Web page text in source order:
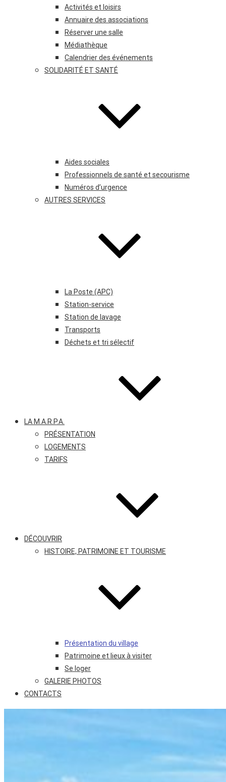
Activités et loisirs
Annuaire des associations
Réserver une salle
Médiathèque
Calendrier des événements
SOLIDARITÉ ET SANTÉ
Aides sociales
Professionnels de santé et secourisme
Numéros d’urgence
AUTRES SERVICES
La Poste (APC)
Station-service
Station de lavage
Transports
Déchets et tri sélectif
LA M.A.R.P.A.
PRÉSENTATION
LOGEMENTS
TARIFS
DÉCOUVRIR
HISTOIRE, PATRIMOINE ET TOURISME
Présentation du village
Patrimoine et lieux à visiter
Se loger
GALERIE PHOTOS
CONTACTS